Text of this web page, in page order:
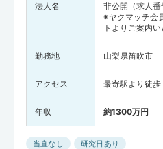
法人名
非公開（求人番
※ヤクマッチ会
トよりご案内い
勤務地 山梨県笛吹市
アクセス 最寄駅より徒歩
年収 約1300万円
当直なし 研究日あり